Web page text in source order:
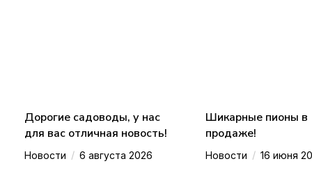
Дорогие садоводы, у нас
для вас отличная новость!
Новости / 6 августа 2026
Шикарные пионы в
продаже!
Новости / 16 июня